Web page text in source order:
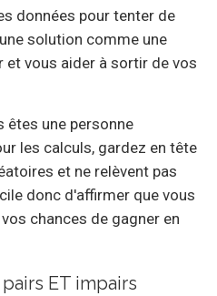
données pour tenter de
solution comme une
et vous aider à sortir de vos
êtes une personne
les calculs, gardez en tête
et ne relèvent pas
donc d'affirmer que vous
chances de gagner en
ET impairs